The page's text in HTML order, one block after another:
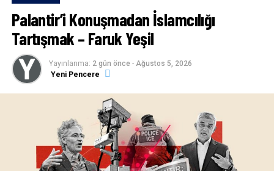
Palantir’i Konuşmadan İslamcılığı
Tartışmak – Faruk Yeşil
Yayınlanma: 2 gün önce - Ağustos 5, 2026
Yeni Pencere